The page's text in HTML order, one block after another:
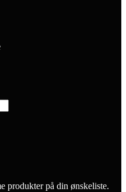
produkter på din ønskeliste.